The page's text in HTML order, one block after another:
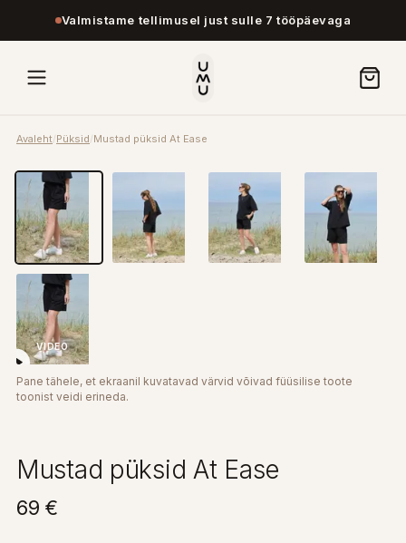
Valmistame tellimusel just sulle 7 tööpäevaga
Avaleht/Püksid/Mustad püksid At Ease
VIDEO
Pane tähele, et ekraanil kuvatavad värvid võivad füüsilise toote
toonist veidi erineda.
Mustad püksid At Ease
69 €